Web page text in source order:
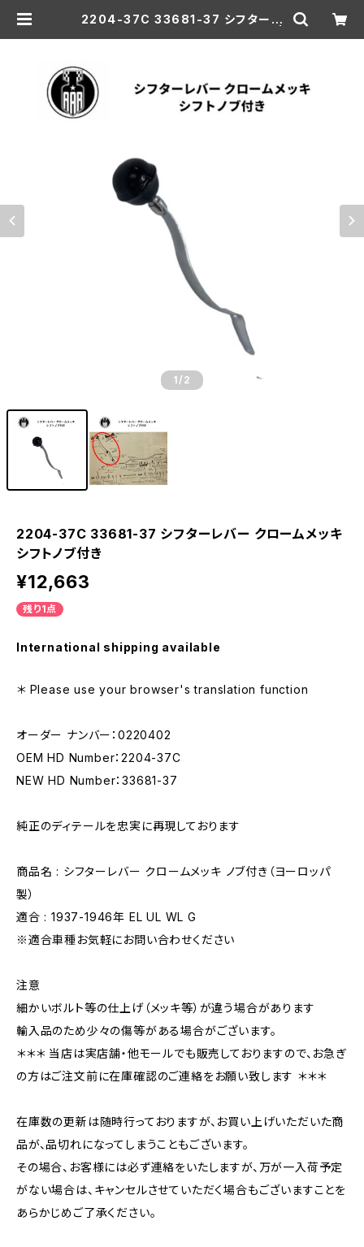
2204-37C 33681-37 シフターレ
1 /2
2204-37C 33681-37 シフターレバー クロームメッキ
シフトノブ付き
¥12,663
残り1点
International shipping available
＊ Please use your browser's translation function
オーダー ナンバー：0220402
OEM HD Number：2204-37C
NEW HD Number：33681-37
純正のディテールを忠実に再現しております
商品名 : シフターレバー クロームメッキ ノブ付き（ヨーロッパ
製）
適合 : 1937-1946年 EL UL WL G
※適合車種お気軽にお問い合わせください
注意
細かいボルト等の仕上げ（メッキ等）が違う場合があります
輸入品のため少々の傷等がある場合がございます。
＊＊＊ 当店は実店舗・他モールでも販売しておりますので、お急ぎ
の方はご注文前に在庫確認のご連絡をお願い致します ＊＊＊
在庫数の更新は随時行っておりますが、お買い上げいただいた商
品が、品切れになってしまうこともございます。
その場合、お客様には必ず連絡をいたしますが、万が一入荷予定
がない場合は、キャンセルさせていただく場合もございますことを
あらかじめご了承ください。